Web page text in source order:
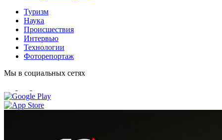
Туризм
Наука
Происшествия
Интервью
Технологии
Фоторепортаж
Мы в социальных сетях